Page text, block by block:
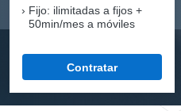
Fijo: ilimitadas a fijos +
50min/mes a móviles
Contratar